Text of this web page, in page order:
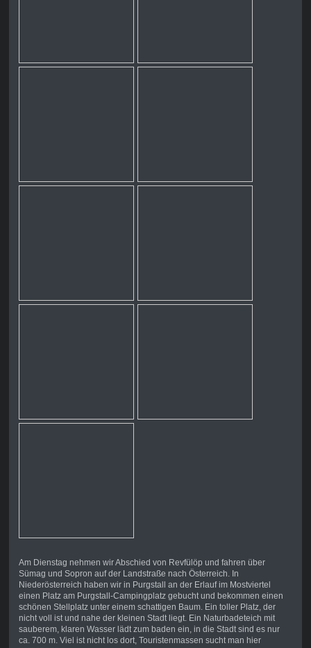
Am Dienstag nehmen wir Abschied von Revfülöp und fahren über
Sümag und Sopron auf der Landstraße nach Österreich. In
Niederösterreich haben wir in Purgstall an der Erlauf im Mostviertel
einen Platz am Purgstall-Campingplatz gebucht und bekommen einen
schönen Stellplatz unter einem schattigen Baum. Ein toller Platz, der
nicht voll ist und nahe der kleinen Stadt liegt. Ein Naturbadeteich mit
sauberem, klaren Wasser lädt zum baden ein, in die Stadt sind es nur
ca. 700 m. Viel ist nicht los dort, Touristenmassen sucht man hier